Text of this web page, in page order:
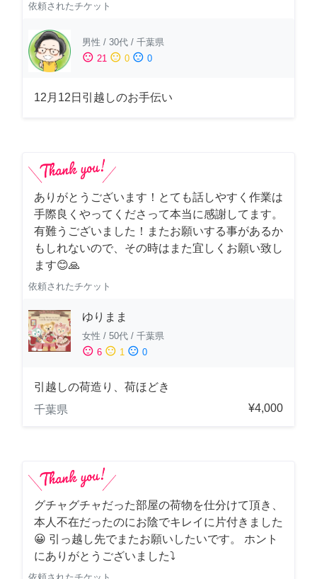
依頼されたチケット
男性 / 30代 / 千葉県
sentiment_satisfied 21 sentiment_neutral 0 sentiment_dissatisfied 0
12月12日引越しのお手伝い
ありがとうございます！とても話しやすく作業は
手際良くやってくださって本当に感謝してます。
有難うございました！またお願いする事があるか
もしれないので、その時はまた宜しくお願い致し
ます😊🙏
依頼されたチケット
ゆりまま
女性 / 50代 / 千葉県
sentiment_satisfied 6 sentiment_neutral 1 sentiment_dissatisfied 0
引越しの荷造り、荷ほどき
千葉県
¥4,000
グチャグチャだった部屋の荷物を仕分けて頂き、
本人不在だったのにお陰でキレイに片付きました
😀 引っ越し先でまたお願いしたいです。 ホント
にありがとうございました⤵